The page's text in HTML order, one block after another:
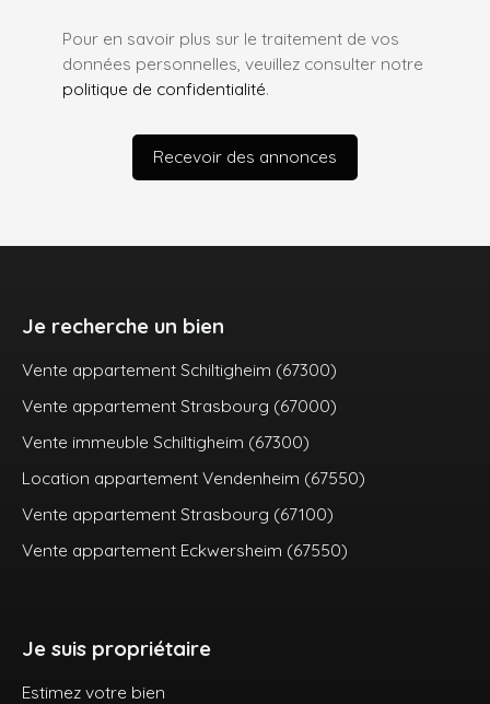
Pour en savoir plus sur le traitement de vos
données personnelles, veuillez consulter notre
politique de confidentialité.
Recevoir des annonces
Je recherche un bien
Vente appartement Schiltigheim (67300)
Vente appartement Strasbourg (67000)
Vente immeuble Schiltigheim (67300)
Location appartement Vendenheim (67550)
Vente appartement Strasbourg (67100)
Vente appartement Eckwersheim (67550)
Je suis propriétaire
Estimez votre bien